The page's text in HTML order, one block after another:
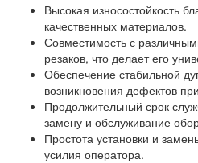
Высокая износостойкость
качественных материалов.
Совместимость с
резаков, что делает его
Обеспечение стабильной
возникновения дефектов
Продолжительный срок
замену и обслуживание
Простота установки и
усилия оператора.